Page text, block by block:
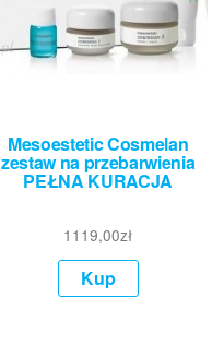
Mesoestetic Cosmelan
zestaw na przebarwienia
PEŁNA KURACJA
1119,00zł
Kup